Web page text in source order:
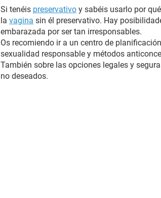
Si tenéis preservativo y sabéis usarlo por
la vagina sin él preservativo. Hay
embarazada por ser tan irresponsables.
Os recomiendo ir a un centro de
sexualidad responsable y métodos
También sobre las opciones legales y
no deseados.